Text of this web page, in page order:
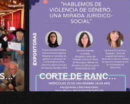
INTENDENTE MASFERRER ENTREGÓ BONOS DE FORTALECIMIENTO A MÁS DE 1.000 PEQUEÑOS AGRICULTORES DE COLCHAGUA Y CARDENAL CARO. CORTE DE RANCAGUA, UNIVERSIDAD DE O’HIGGINS Y ASOCIACIÓN DE MAGISTRADOS INVITAN A SEMINARIO SOBRE VIOLENCIA DE GÉNERO